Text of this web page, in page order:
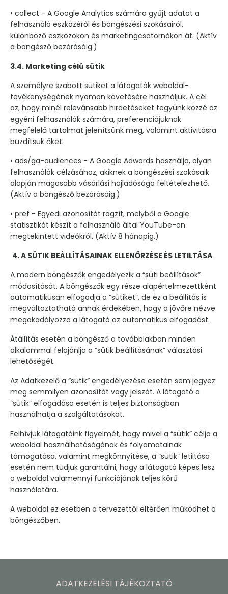
• collect - A Google Analytics számára gyűjt adatot a
felhasználó eszközéről és böngészési szokásairól,
különböző eszközökön és marketingcsatornákon át. (Aktív
a böngésző bezárásáig.)
3.4. Marketing célú sütik
A személyre szabott sütiket a látogatók weboldal-
tevékenységének nyomon követésére használjuk. A cél
az, hogy minél relevánsabb hirdetéseket tegyünk közzé az
egyéni felhasználók számára, preferenciájuknak
megfelelő tartalmat jelenítsünk meg, valamint aktivitásra
buzdítsuk őket.
• ads/ga-audiences - A Google Adwords használja, olyan
felhasználók célzásához, akiknek a böngészési szokásaik
alapján magasabb vásárlási hajladósága feltételezhető.
(Aktív a böngésző bezárásáig.)
• pref - Egyedi azonosítót rögzít, melyből a Google
statisztikát készít a felhasználó által YouTube-on
megtekintett videókról. (Aktív 8 hónapig.)
4. A SÜTIK BEÁLLÍTÁSAINAK ELLENŐRZÉSE ÉS LETILTÁSA
A modern böngészők engedélyezik a “süti beállítások”
módosítását. A böngészők egy része alapértelmezettként
automatikusan elfogadja a “sütiket”, de ez a beállítás is
megváltoztatható annak érdekében, hogy a jövőre nézve
megakadályozza a látogató az automatikus elfogadást.
Átállítás esetén a böngésző a továbbiakban minden
alkalommal felajánlja a “sütik beállításának” választási
lehetőségét.
Az Adatkezelő a “sütik” engedélyezése esetén sem jegyez
meg semmilyen azonosítót vagy jelszót. A látogató a
“sütik” elfogadása esetén is teljes biztonságban
használhatja a szolgáltatásokat.
Felhívjuk látogatóink figyelmét, hogy mivel a “sütik” célja a
weboldal használhatóságának és folyamatainak
támogatása, valamint megkönnyítése, a “sütik” letiltása
esetén nem tudjuk garantálni, hogy a látogató képes lesz
a weboldal valamennyi funkciójának teljes körű
használatára.
A weboldal ez esetben a tervezettől eltérően működhet a
böngészőben.
ADATKEZELÉSI TÁJÉKOZTATÓ